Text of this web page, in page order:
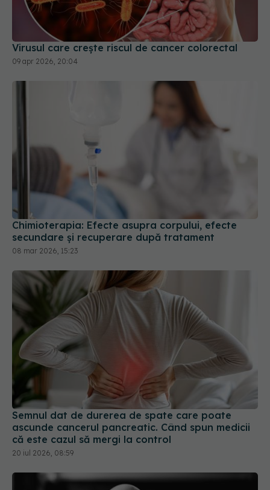
Virusul care crește riscul de cancer colorectal
09 apr 2026, 20:04
Chimioterapia: Efecte asupra corpului, efecte
secundare și recuperare după tratament
08 mar 2026, 15:23
Semnul dat de durerea de spate care poate
ascunde cancerul pancreatic. Când spun medicii
că este cazul să mergi la control
20 iul 2026, 08:59